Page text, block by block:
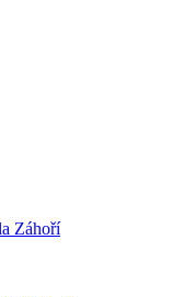
Záhoří